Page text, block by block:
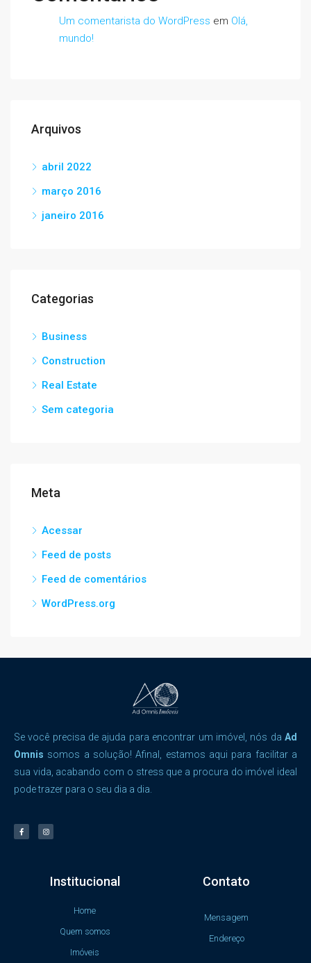
Um comentarista do WordPress em Olá,
mundo!
Arquivos
abril 2022
março 2016
janeiro 2016
Categorias
Business
Construction
Real Estate
Sem categoria
Meta
Acessar
Feed de posts
Feed de comentários
WordPress.org
Se você precisa de ajuda para encontrar um imóvel, nós da Ad
Omnis somos a solução! Afinal, estamos aqui para facilitar a
sua vida, acabando com o stress que a procura do imóvel ideal
pode trazer para o seu dia a dia.
Institucional
Home
Quem somos
Imóveis
Contato
Mensagem
Endereço